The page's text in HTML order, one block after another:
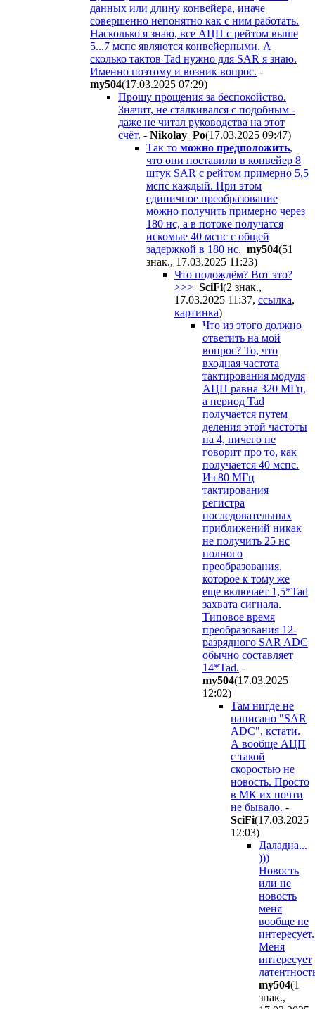
данных или длину конвейера, иначе
совершенно непонятно как с ним работать.
Насколько я знаю, все АЦП с рейтом выше
5...7 мспс являются конвейерными. А
сколько тактов Tad нужно для SAR я знаю.
Именно поэтому и возник вопрос. -
my504(17.03.2025 07:29)
Прошу прощения за беспокойство.
Значит, не сталкивался с подобным -
даже не читал руководства на этот
счёт. - Nikolay_Po(17.03.2025 09:47)
Так то можно предположить,
что они поставили в конвейер 8
штук SAR с рейтом примерно 5,5
мспс каждый. При этом
единичное преобразование
можно получить примерно через
180 нс, а в потоке получатся
искомые 40 мспс с общей
задержкой в 180 нс. my504(51
знак., 17.03.2025 11:23)
Что подождём? Вот это?
>>> SciFi(2 знак.,
17.03.2025 11:37, ссылка,
картинка)
Что из этого должно
ответить на мой
вопрос? То, что
входная частота
тактирования модуля
АЦП равна 320 МГц,
а период Tad
получается путем
деления этой частоты
на 4, ничего не
говорит про то, как
получается 40 мспс.
Из 80 МГц
тактирования
регистра
последовательных
приближений никак
не получить 25 нс
полного
преобразования,
которое к тому же
еще включает 1,5*Tad
захвата сигнала.
Типовое время
преобразования 12-
разрядного SAR ADC
обычно составляет
14*Tad. -
my504(17.03.2025
12:02)
Там нигде не
написано "SAR
ADC", кстати.
А вообще АЦП
с такой
скоростью не
новость. Просто
в МК их почти
не бывало. -
SciFi(17.03.2025
12:03)
Даладна...
)))
Новость
или не
новость
меня
вообще не
интересует.
Меня
интересует
my504(1
знак.,